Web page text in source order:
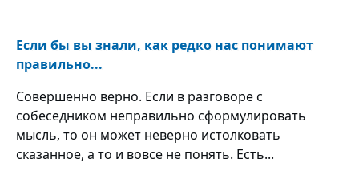
Если бы вы знали, как редко нас понимают
правильно...
Совершенно верно. Если в разговоре с
собеседником неправильно сформулировать
мысль, то он может неверно истолковать
сказанное, а то и вовсе не понять. Есть...